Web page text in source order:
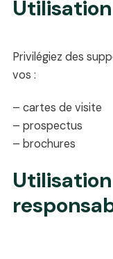
Privilégiez des
vos :
– cartes de visite
– prospectus
– brochures